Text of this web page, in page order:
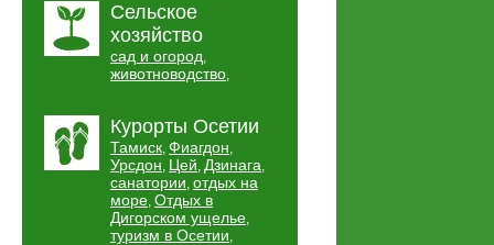
Сельское
хозяйство
сад и огород,
животноводство,
Курорты Осетии
Тамиск, Фиагдон,
Урсдон, Цей, Дзинага,
санатории, отдых на
море, Отдых в
Дигорском ущелье,
туризм в Осетии,